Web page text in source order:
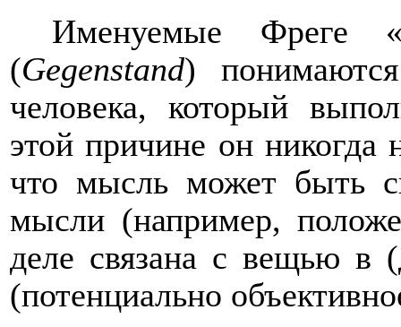
Именуемые
Фреге
(Gegenstand)
понимаются
человека, который
этой причине он никогда
что мысль может быть
мысли (например,
деле связана с вещью в
(потенциально